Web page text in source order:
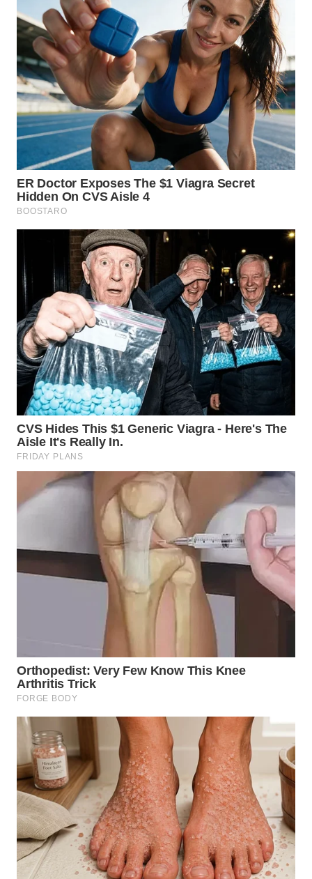
WN
KALSEL
WN
KALTIM
WN
SULSEL
WN
GORONTALO
MALUKU
WN
MALUT
WN
DAIRI
WN
DANAU
TOBA
WN
WN
LANGKAT
WN
TANJUNG
LESUNG
WN
KARO
WN
SIMALUNGUN
WN
LABUHANBATU